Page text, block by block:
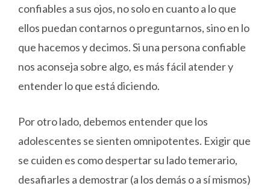
confiables a sus ojos, no solo en cuanto a lo que
ellos puedan contarnos o preguntarnos, sino en lo
que hacemos y decimos. Si una persona confiable
nos aconseja sobre algo, es más fácil atender y
entender lo que está diciendo.
Por otro lado, debemos entender que los
adolescentes se sienten omnipotentes. Exigir que
se cuiden es como despertar su lado temerario,
desafiarles a demostrar (a los demás o a sí mismos)